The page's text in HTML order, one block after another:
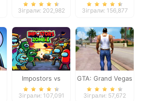
Зіграли: 202,982
Defense Online
Зіграли: 156,877
Impostors vs
Zombies: Survival
Зіграли: 107,091
GTA: Grand Vegas
Crime
Зіграли: 57,672